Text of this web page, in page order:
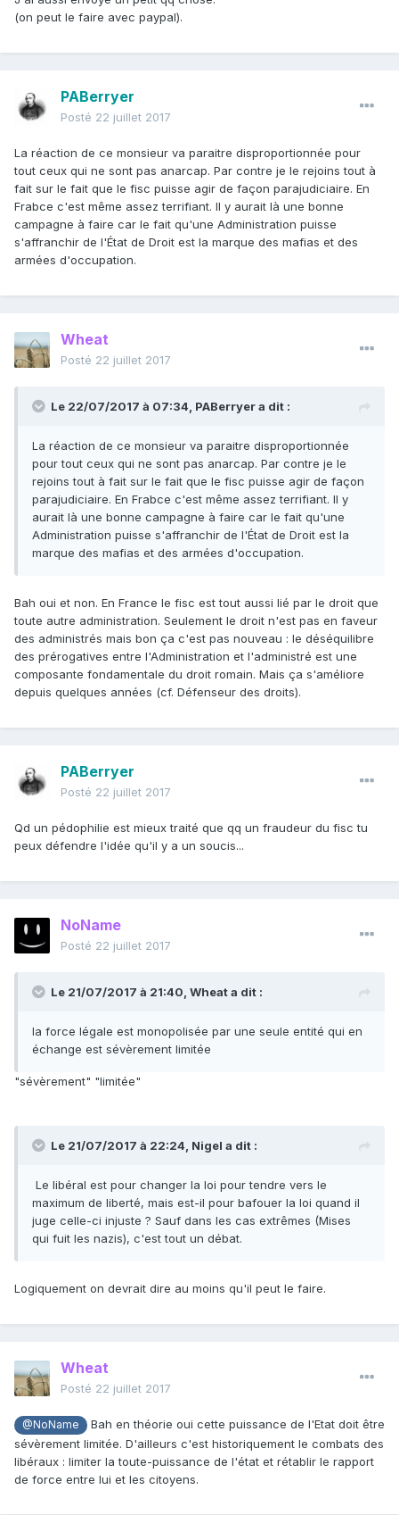
(on peut le faire avec paypal).
PABerryer
Posté 22 juillet 2017
La réaction de ce monsieur va paraitre disproportionnée pour
tout ceux qui ne sont pas anarcap. Par contre je le rejoins tout à
fait sur le fait que le fisc puisse agir de façon parajudiciaire. En
Frabce c'est même assez terrifiant. Il y aurait là une bonne
campagne à faire car le fait qu'une Administration puisse
s'affranchir de l'État de Droit est la marque des mafias et des
armées d'occupation.
Wheat
Posté 22 juillet 2017
Le 22/07/2017 à 07:34, PABerryera dit :
La réaction de ce monsieur va paraitre disproportionnée
pour tout ceux qui ne sont pas anarcap. Par contre je le
rejoins tout à fait sur le fait que le fisc puisse agir de façon
parajudiciaire. En Frabce c'est même assez terrifiant. Il y
aurait là une bonne campagne à faire car le fait qu'une
Administration puisse s'affranchir de l'État de Droit est la
marque des mafias et des armées d'occupation.
Bah oui et non. En France le fisc est tout aussi lié par le droit que
toute autre administration. Seulement le droit n'est pas en faveur
des administrés mais bon ça c'est pas nouveau : le déséquilibre
des prérogatives entre l'Administration et l'administré est une
composante fondamentale du droit romain. Mais ça s'améliore
depuis quelques années (cf. Défenseur des droits).
PABerryer
Posté 22 juillet 2017
Qd un pédophilie est mieux traité que qq un fraudeur du fisc tu
peux défendre l'idée qu'il y a un soucis...
NoName
Posté 22 juillet 2017
Le 21/07/2017 à 21:40, Wheata dit :
la force légale est monopolisée par une seule entité qui en
échange est sévèrement limitée
"sévèrement" "limitée"
Le 21/07/2017 à 22:24, Nigel a dit :
Le libéral est pour changer la loi pour tendre vers le
maximum de liberté, mais est-il pour bafouer la loi quand il
juge celle-ci injuste ? Sauf dans les cas extrêmes (Mises
qui fuit les nazis), c'est tout un débat.
Logiquement on devrait dire au moins qu'il peut le faire.
Wheat
Posté 22 juillet 2017
@NoName
Bah en théorie oui cette puissance de l'Etat doit être
sévèrement limitée. D'ailleurs c'est historiquement le combats des
libéraux : limiter la toute-puissance de l'état et rétablir le rapport
de force entre lui et les citoyens.